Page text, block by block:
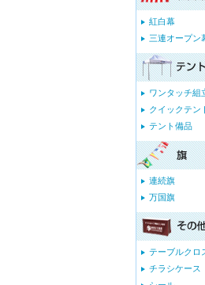
紅白幕
三連オープン
ワンタッチ組
クイックテン
テント備品
連続旗
万国旗
テーブルクロ
チラシケース